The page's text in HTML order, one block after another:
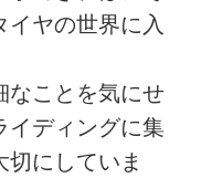
イヤの世界に入
なことを気にせ
イディングに集
にしていま